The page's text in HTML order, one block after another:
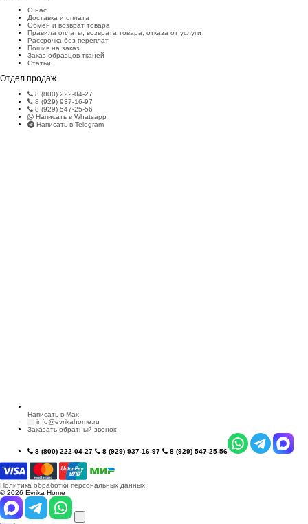
О нас
Доставка и оплата
Обмен и возврат товара
Правила оплаты, возврата товара, отказа от услуги
Рассрочка без переплат
Пошив на заказ
Заказ образцов тканей
Статьи
Отдел продаж
8 (800) 222-04-27
8 (929) 937-16-97
8 (929) 547-25-56
Написать в Whatsapp
Написать в Telegram
Написать в Max
info@evrikahome.ru
Заказать обратный звонок
8 (800) 222-04-27 8 (929) 937-16-97 8 (929) 547-25-56
Политика обработки персональных данных
© 2026 Evrika Home